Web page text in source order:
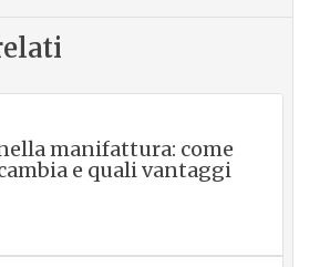
manifattura: come
e quali vantaggi